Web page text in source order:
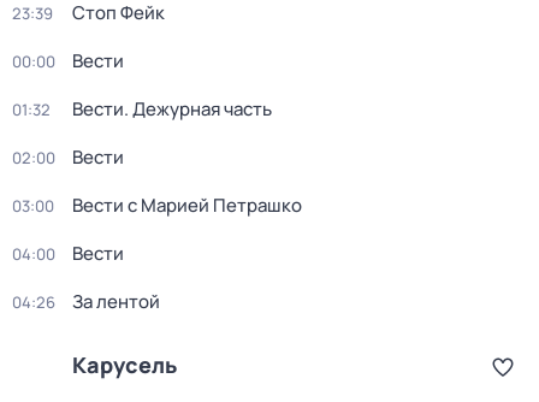
23:39 Стоп Фейк
00:00 Вести
01:32 Вести. Дежурная часть
02:00 Вести
03:00 Вести с Марией Петрашко
04:00 Вести
04:26 За лентой
Карусель